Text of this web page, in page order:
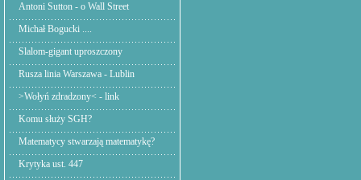
Antoni Sutton - o Wall Street
Michał Bogucki ....
Slalom-gigant uproszczony
Rusza linia Warszawa - Lublin
>Wołyń zdradzony< - link
Komu służy SGH?
Matematycy stwarzają matematykę?
Krytyka ust. 447